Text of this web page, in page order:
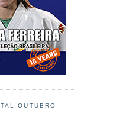
OUTUBRO